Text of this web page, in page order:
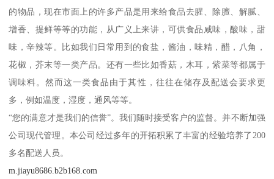
的物品，现在市面上的许多产品是用来给食品去腥、除膻、解腻、
增香、提鲜等等的功能，从广义上来讲，可供食品咸味，酸味，甜
味，辛辣等。比如我们日常用到的食盐，酱油，味精，醋，八角，
花椒，芥末等一类产品。还有一些比如香菇，木耳，紫菜等都属于
调味料。然而这一类食品由于其性，往往在储存及配送会要求更
多，例如温度，湿度，通风等等。
“您的满意才是我们的信誉”。我们随时接受客户的监督。并不断加强
公司现代管理。本公司经过多年的开拓积累了丰富的经验培养了200
多名配送人员。
m.jiayu8686.b2b168.com